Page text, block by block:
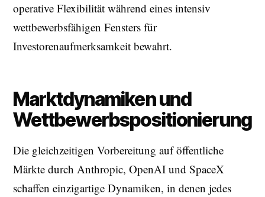
operative Flexibilität während eines intensiv
wettbewerbsfähigen Fensters für
Investorenaufmerksamkeit bewahrt.
Marktdynamiken und
Wettbewerbspositionierung
Die gleichzeitigen Vorbereitung auf öffentliche
Märkte durch Anthropic, OpenAI und SpaceX
schaffen einzigartige Dynamiken, in denen jedes